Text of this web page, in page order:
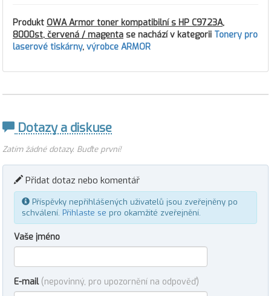
Produkt OWA Armor toner kompatibilní s HP C9723A,
8000st, červená / magenta se nachází v kategorii Tonery pro
laserové tiskárny, výrobce ARMOR
Dotazy a diskuse
Zatím žádné dotazy. Buďte první!
Přidat dotaz nebo komentář
Příspěvky nepřihlášených uživatelů jsou zveřejněny po
schválení. Přihlaste se pro okamžité zveřejnění.
Vaše jméno
E-mail (nepovinný, pro upozornění na odpověď)